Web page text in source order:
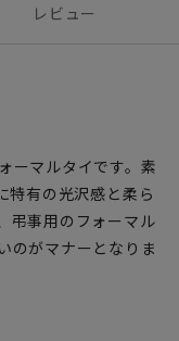
レビュー
ーマルタイです。素
特有の光沢感と柔ら
弔事用のフォーマル
のがマナーとなりま